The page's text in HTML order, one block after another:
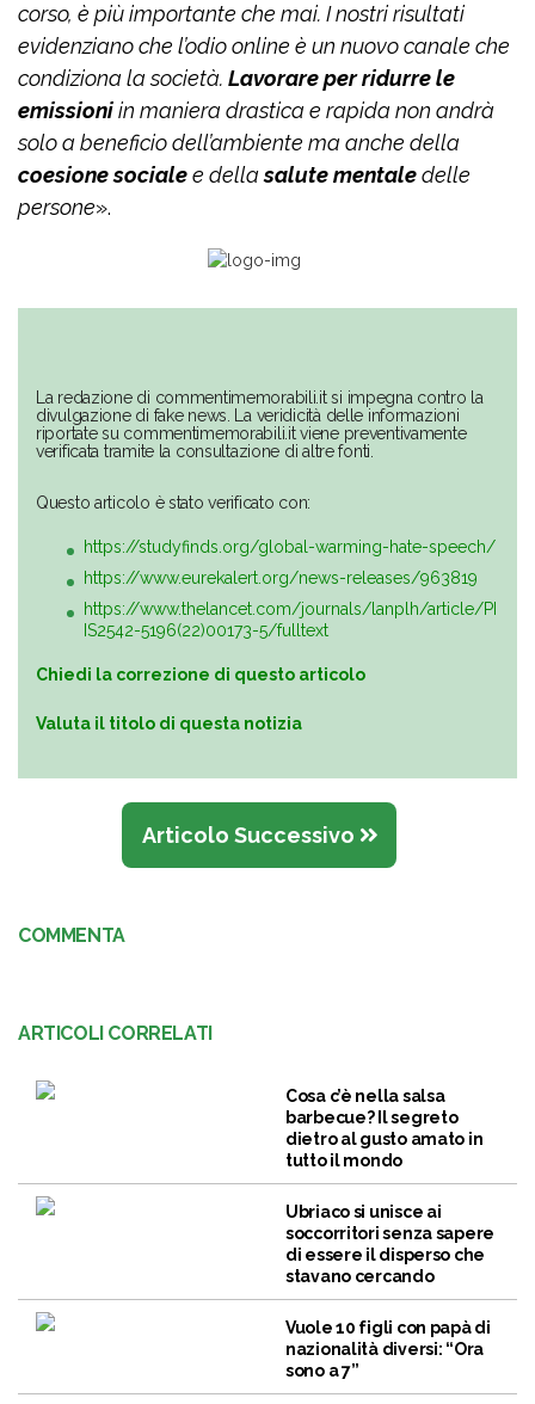
corso, è più importante che mai. I nostri risultati
evidenziano che l’odio online è un nuovo canale che
condiziona la società. Lavorare per ridurre le
emissioniin maniera drastica e rapida non andrà
solo a beneficio dell’ambiente ma anche della
coesione socialee dellasalute mentaledelle
persone».
La redazione di commentimemorabili.it si impegna contro la
divulgazione di fake news. La veridicità delle informazioni
riportate su commentimemorabili.it viene preventivamente
verificata tramite la consultazione di altre fonti.
Questo articolo è stato verificato con:
https://studyfinds.org/global-warming-hate-speech/
https://www.eurekalert.org/news-releases/963819
https://www.thelancet.com/journals/lanplh/article/PI
IS2542-5196(22)00173-5/fulltext
Chiedi la correzione di questo articolo
Valuta il titolo di questa notizia
Articolo Successivo
COMMENTA
ARTICOLI CORRELATI
Cosa c’è nella salsa
barbecue? Il segreto
dietro al gusto amato in
tutto il mondo
Ubriaco si unisce ai
soccorritori senza sapere
di essere il disperso che
stavano cercando
Vuole 10 figli con papà di
nazionalità diversi: “Ora
sono a 7”